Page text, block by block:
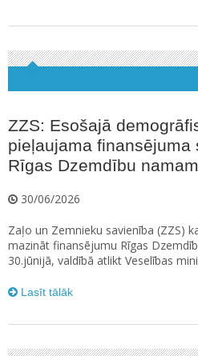
ZZS: Esošajā
pieļaujama finansējuma
Rīgas Dzemdību namam
30/06/2026
Zaļo un Zemnieku savienība (ZZS)
mazināt finansējumu Rīgas
30.jūnijā, valdībā atlikt Veselības
Lasīt tālāk